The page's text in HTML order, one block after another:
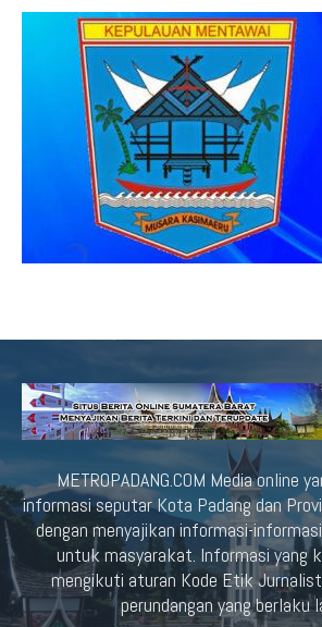
METROPADANG.COM Media online
informasi seputar Kota Padang dan
dengan menyajikan informasi-
untuk masyarakat. Informasi yang
mengikuti aturan Kode Etik
perundangan yang berlaku